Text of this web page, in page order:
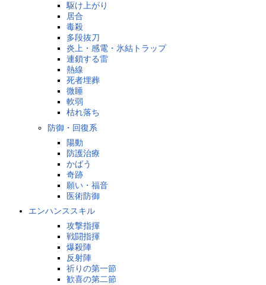
駆け上がり
居合
毒殺
多段抜刀
炎上・感電・氷結トラップ
連鎖する雷
熱線
死者埋葬
微睡
軟弱
枯れ落ち
防御・回復系
陽動
防護治療
かばう
奇跡
願い・福音
医術防御
エンハンススキル
攻撃指揮
戦闘指揮
爆殺陣
反射陣
祈りの第一節
歓喜の第二節